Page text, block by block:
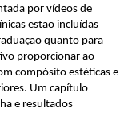
por vídeos de
estão incluídas
quanto para
proporcionar ao
compósito estéticas e
Um capítulo
e resultados